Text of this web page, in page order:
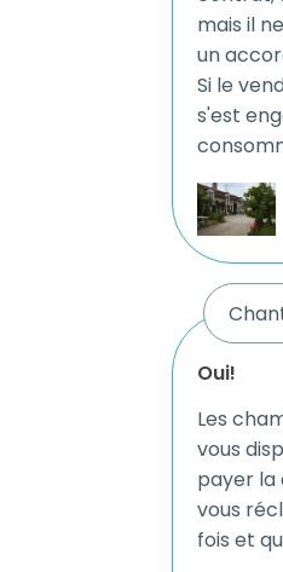
mais il
un
Si le
s'est
oui!
Les
vous
payer la
vous
fois et